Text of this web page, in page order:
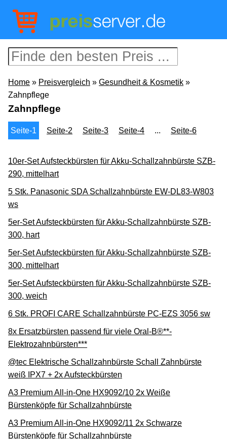
Home » Preisvergleich » Gesundheit & Kosmetik »
Zahnpflege
Zahnpflege
Seite-1 Seite-2 Seite-3 Seite-4 ... Seite-6
10er-Set Aufsteckbürsten für Akku-Schallzahnbürste SZB-
290, mittelhart
5 Stk. Panasonic SDA Schallzahnbürste EW-DL83-W803
ws
5er-Set Aufsteckbürsten für Akku-Schallzahnbürste SZB-
300, hart
5er-Set Aufsteckbürsten für Akku-Schallzahnbürste SZB-
300, mittelhart
5er-Set Aufsteckbürsten für Akku-Schallzahnbürste SZB-
300, weich
6 Stk. PROFI CARE Schallzahnbürste PC-EZS 3056 sw
8x Ersatzbürsten passend für viele Oral-B®**-
Elektrozahnbürsten***
@tec Elektrische Schallzahnbürste Schall Zahnbürste
weiß IPX7 + 2x Aufsteckbürsten
A3 Premium All-in-One HX9092/10 2x Weiße
Bürstenköpfe für Schallzahnbürste
A3 Premium All-in-One HX9092/11 2x Schwarze
Bürstenköpfe für Schallzahnbürste